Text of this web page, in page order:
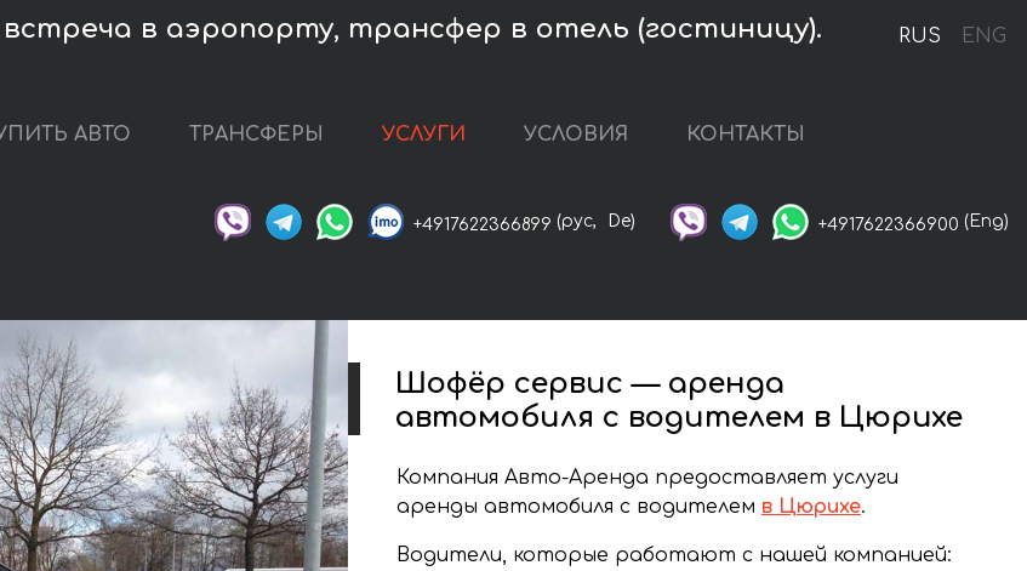
RUS ENG
в аэропорту, трансфер в отель (гостиницу).
АВТО ТРАНСФЕРЫ УСЛУГИ УСЛОВИЯ КОНТАКТЫ
+4917622366899 (рус, De) +4917622366900 (Eng)
Шофёр сервис — аренда
автомобиля с водителем в Цюрихе
Компания Авто-Аренда предоставляет услуги
аренды автомобиля с водителем в Цюрихе.
Водители, которые работают с нашей компанией: